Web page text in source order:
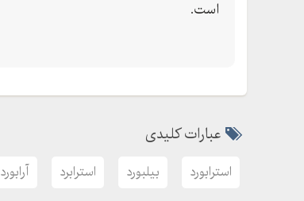
است.
عبارات کلیدی
استرابورد بیلبورد استرابرد آرابورد